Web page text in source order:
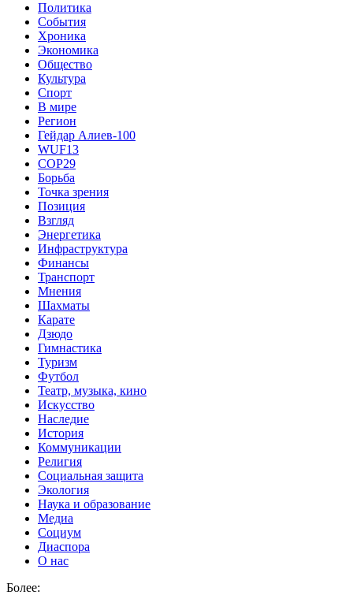
Политика
События
Хроника
Экономика
Общество
Культура
Спорт
В мире
Регион
Гейдар Алиев-100
WUF13
COP29
Борьба
Точка зрения
Позиция
Взгляд
Энергетика
Инфраструктура
Финансы
Транспорт
Мнения
Шахматы
Карате
Дзюдо
Гимнастика
Туризм
Футбол
Театр, музыка, кино
Искусство
Наследие
История
Коммуникации
Религия
Социальная защита
Экология
Наука и образование
Медиа
Социум
Диаспора
О нас
Более: